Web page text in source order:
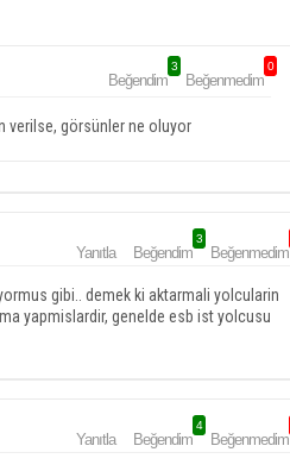
Beğendim
3
Beğenmedim
0
verilse, görsünler ne oluyor
Yanıtla Beğendim
3
Beğenmedim
gibi.. demek ki aktarmali yolcularin
yapmislardir, genelde esb ist yolcusu
Yanıtla Beğendim
4
Beğenmedim